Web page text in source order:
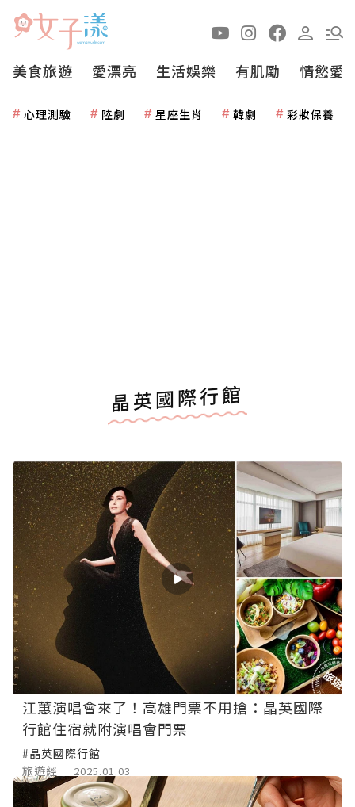
美食旅遊 愛漂亮 生活娛樂 有肌勵 情慾愛
心理測驗 陸劇 星座生肖 韓劇 彩妝保養
晶英國際行館
江蕙演唱會來了！高雄門票不用搶：晶英國際
行館住宿就附演唱會門票
#晶英國際行館
旅遊經
2025.01.03